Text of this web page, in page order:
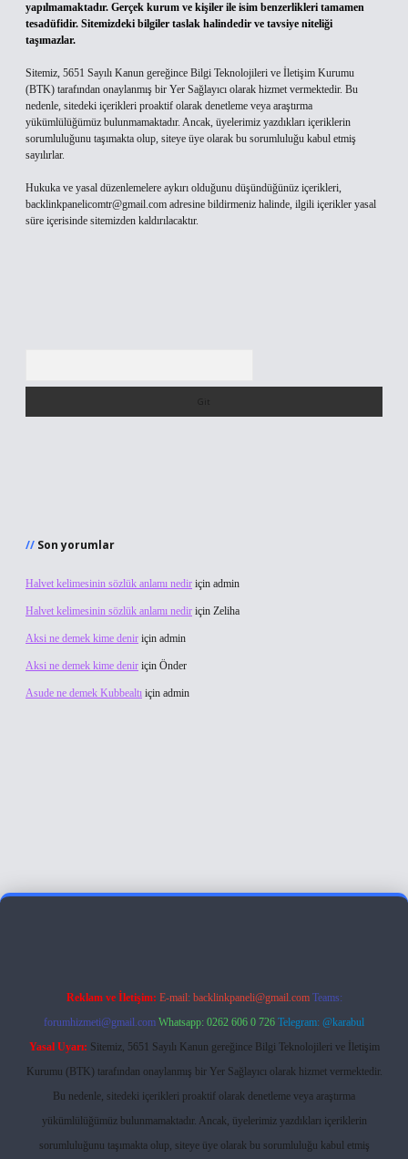
yapılmamaktadır. Gerçek kurum ve kişiler ile isim benzerlikleri tamamen
tesadüfidir. Sitemizdeki bilgiler taslak halindedir ve tavsiye niteliği
taşımazlar.
Sitemiz, 5651 Sayılı Kanun gereğince Bilgi Teknolojileri ve İletişim Kurumu
(BTK) tarafından onaylanmış bir Yer Sağlayıcı olarak hizmet vermektedir. Bu
nedenle, sitedeki içerikleri proaktif olarak denetleme veya araştırma
yükümlülüğümüz bulunmamaktadır. Ancak, üyelerimiz yazdıkları içeriklerin
sorumluluğunu taşımakta olup, siteye üye olarak bu sorumluluğu kabul etmiş
sayılırlar.
Hukuka ve yasal düzenlemelere aykırı olduğunu düşündüğünüz içerikleri,
backlinkpanelicomtr@gmail.com adresine bildirmeniz halinde, ilgili içerikler yasal
süre içerisinde sitemizden kaldırılacaktır.
Son yorumlar
Halvet kelimesinin sözlük anlamı nedir için admin
Halvet kelimesinin sözlük anlamı nedir için Zeliha
Aksi ne demek kime denir için admin
Aksi ne demek kime denir için Önder
Asude ne demek Kubbealtı için admin
Reklam ve İletişim: E-mail: backlinkpaneli@gmail.com Teams:
forumhizmeti@gmail.com Whatsapp: 0262 606 0 726 Telegram: @karabul
Yasal Uyarı: Sitemiz, 5651 Sayılı Kanun gereğince Bilgi Teknolojileri ve İletişim
Kurumu (BTK) tarafından onaylanmış bir Yer Sağlayıcı olarak hizmet vermektedir.
Bu nedenle, sitedeki içerikleri proaktif olarak denetleme veya araştırma
yükümlülüğümüz bulunmamaktadır. Ancak, üyelerimiz yazdıkları içeriklerin
sorumluluğunu taşımakta olup, siteye üye olarak bu sorumluluğu kabul etmiş